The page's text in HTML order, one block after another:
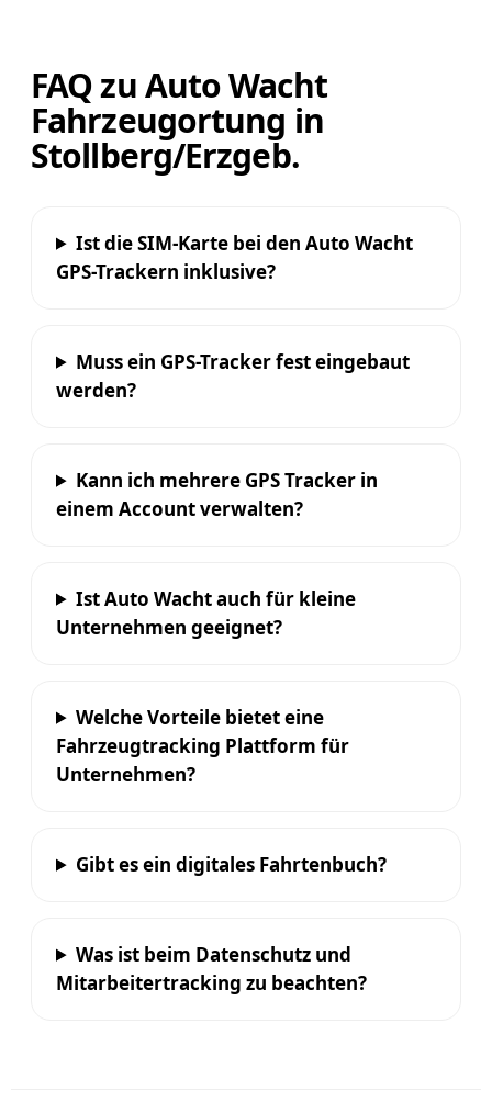
FAQ zu Auto Wacht
Fahrzeugortung in
Stollberg/Erzgeb.
Ist die SIM-Karte bei den Auto Wacht
GPS-Trackern inklusive?
Muss ein GPS-Tracker fest eingebaut
werden?
Kann ich mehrere GPS Tracker in
einem Account verwalten?
Ist Auto Wacht auch für kleine
Unternehmen geeignet?
Welche Vorteile bietet eine
Fahrzeugtracking Plattform für
Unternehmen?
Gibt es ein digitales Fahrtenbuch?
Was ist beim Datenschutz und
Mitarbeitertracking zu beachten?